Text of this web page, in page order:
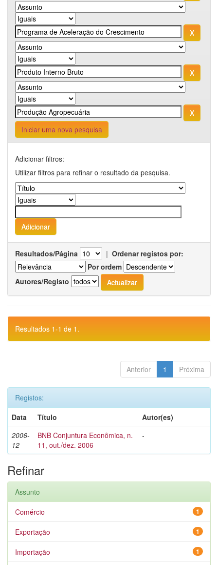
Iniciar uma nova pesquisa
Adicionar filtros:
Utilizar filtros para refinar o resultado da pesquisa.
Resultados/Página | Ordenar registos por:
Por ordem
Autores/Registo
Resultados 1-1 de 1.
Anterior 1 Próxima
Registos:
Data
Título
Autor(es)
2006-
12
BNB Conjuntura Econômica, n.
11, out./dez. 2006
-
Refinar
Assunto
1
Comércio
1
Exportação
1
Importação